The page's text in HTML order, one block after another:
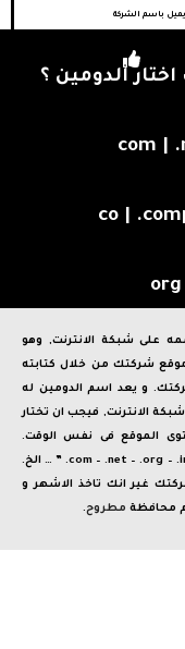
باسم الشركة
الدومين ؟
على شبكة الانترنت, وهو
موقع شركتك من خلال كتابته
و يعد اسم الدومين له
الانترنت, فيجب ان تختار
الموقع فى نفس الوقت.
امتدادات الدومين متعددة مثل “com – .net – .org – .info – .co– .company. ” … الخ.
غير انك تاخذ الاشهر و
محافظة مطروح.